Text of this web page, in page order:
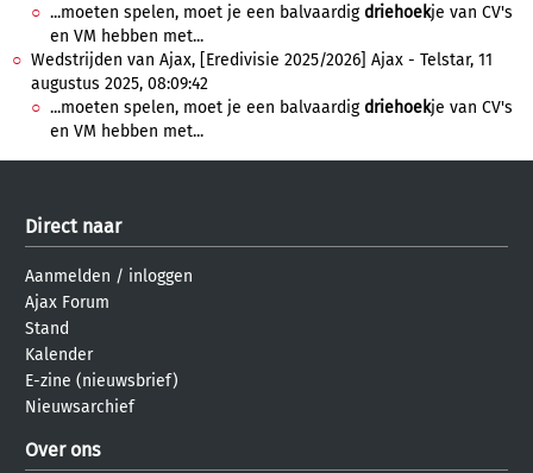
...moeten spelen, moet je een balvaardigdriehoekje van CV's
en VM hebben met...
Wedstrijden van Ajax, [Eredivisie 2025/2026] Ajax - Telstar, 11
augustus 2025, 08:09:42
...moeten spelen, moet je een balvaardigdriehoekje van CV's
en VM hebben met...
Direct naar
Aanmelden / inloggen
Ajax Forum
Stand
Kalender
E-zine (nieuwsbrief)
Nieuwsarchief
Over ons